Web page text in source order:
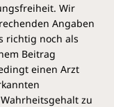
Wir
Angaben
richtig noch als
Beitrag
einen Arzt
zu